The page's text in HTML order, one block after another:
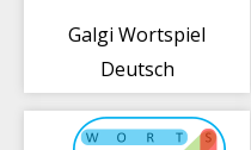
Galgi Wortspiel
Deutsch